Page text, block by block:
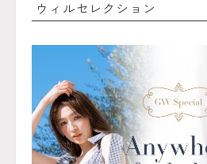
ウィルセレクション